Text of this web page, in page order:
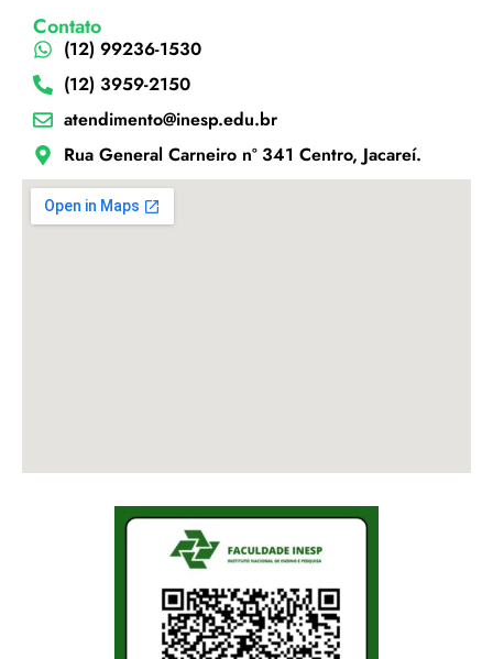
Contato
(12) 99236-1530
(12) 3959-2150
atendimento@inesp.edu.br
Rua General Carneiro nº 341 Centro, Jacareí.